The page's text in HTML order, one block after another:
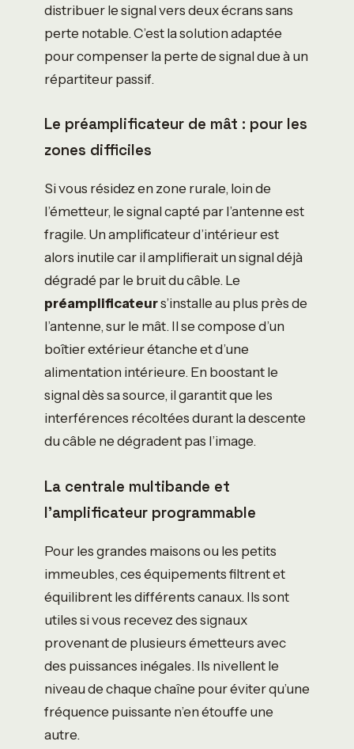
distribuer le signal vers deux écrans sans
perte notable. C’est la solution adaptée
pour compenser la perte de signal due à un
répartiteur passif.
Le préamplificateur de mât : pour les
zones difficiles
Si vous résidez en zone rurale, loin de
l’émetteur, le signal capté par l’antenne est
fragile. Un amplificateur d’intérieur est
alors inutile car il amplifierait un signal déjà
dégradé par le bruit du câble. Le
préamplificateurs’installe au plus près de
l’antenne, sur le mât. Il se compose d’un
boîtier extérieur étanche et d’une
alimentation intérieure. En boostant le
signal dès sa source, il garantit que les
interférences récoltées durant la descente
du câble ne dégradent pas l’image.
La centrale multibande et
l’amplificateur programmable
Pour les grandes maisons ou les petits
immeubles, ces équipements filtrent et
équilibrent les différents canaux. Ils sont
utiles si vous recevez des signaux
provenant de plusieurs émetteurs avec
des puissances inégales. Ils nivellent le
niveau de chaque chaîne pour éviter qu’une
fréquence puissante n’en étouffe une
autre.